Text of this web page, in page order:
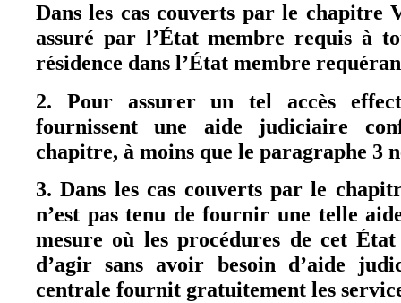
Dans les cas couverts par le chapitre
assuré par l’État membre requis à
résidence dans l’État membre
2. Pour assurer un tel accès
fournissent une aide judiciaire
chapitre, à moins que le paragraphe 3
3. Dans les cas couverts par le
n’est pas tenu de fournir une telle
mesure où les procédures de cet
d’agir sans avoir besoin d’aide
centrale fournit gratuitement les